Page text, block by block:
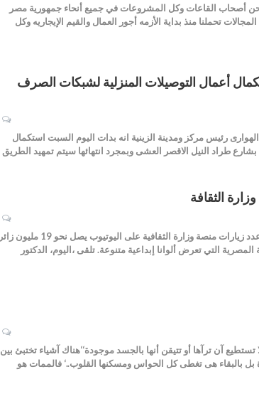
أصحاب القاعات وكل المشروعات في جميع أنحاء جمهورية مصر
تحملنا منذ بداية الأزمه أجور العمال والقيم الإيجاريه وكل
أعمال التوصيلات المنزلية لشبكات الصرف
رئيس مركز ومدينة الزينية انه بدات اليوم السبت استكمال
طراد النيل الاقصر العشى وبمجرد انتهائها سيتم تمهيد الطريق
الثقافة
متابعة/ محمد السمالوسي تجدر بنا لإشارة إلى أن عدد زيارات منصة وزارة الثقافية على اليوتيوب يصل نحو 19 مليون زائر
المصرية التي تعرض ألوانا إبداعية متنوعة. تلقى ،اليوم، الدكتور
آن ترآها أو تتيقن أنها بالجسد موجودة‘‘هناك آشياء تختبئ بين
بل بالبقاء هى تغطى كل الحواس ومسكنها القلوب..‘ فالممات هو